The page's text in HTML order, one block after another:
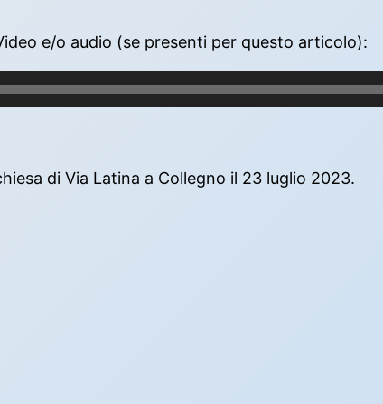
e/o audio (se presenti per questo articolo):
di Via Latina a Collegno il 23 luglio 2023.